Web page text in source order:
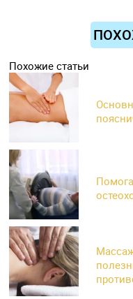
Похожие статьи